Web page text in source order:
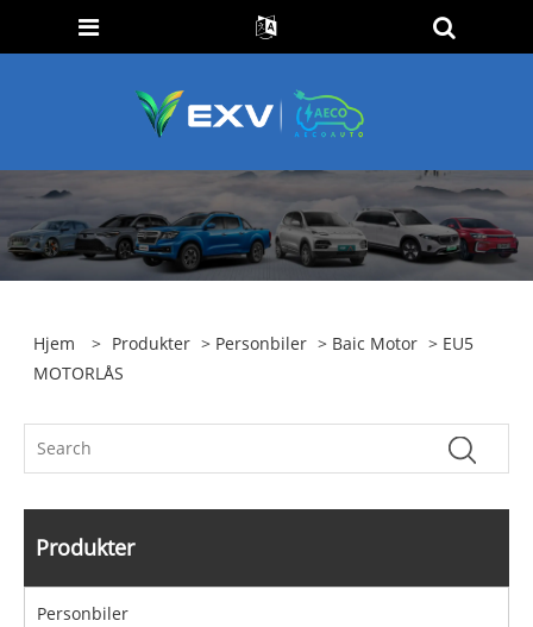
Hjem > Produkter > Personbiler > Baic Motor > EU5
MOTORLÅS
Produkter
Personbiler